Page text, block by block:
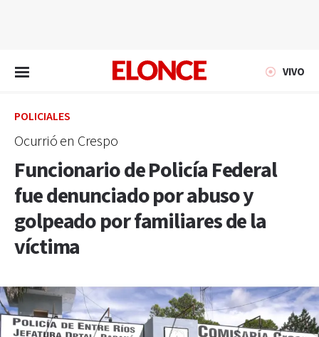
VIVO
POLICIALES
Ocurrió en Crespo
Funcionario de Policía Federal
fue denunciado por abuso y
golpeado por familiares de la
víctima